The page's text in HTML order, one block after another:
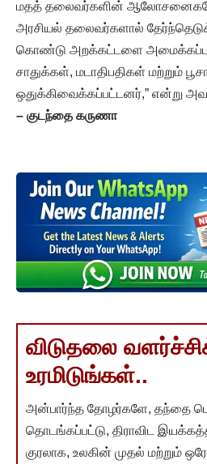
மதத் தலைவர்களின்
அரசியல் தலைவர்களால்
கொண்டு அறக்கட்டளை
சாதுக்கள், மடாதிபதிகள் மற்றும்
ஒதுக்கிவைக்கப்பட்டனர்,” என்று
– குடந்தை கருணா
விடுதலை
உரமிடுங்கள்..
அன்பார்ந்த தோழர்களே, தந்தை
தொடங்கப்பட்டு, திராவிட
குரலாக, உலகின் முதல் மற்றும்